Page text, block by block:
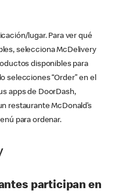
lugar. Para ver qué
selecciona McDelivery
disponibles para
selecciones “Order” en el
apps de DoorDash,
restaurante McDonald’s
para ordenar.
participan en